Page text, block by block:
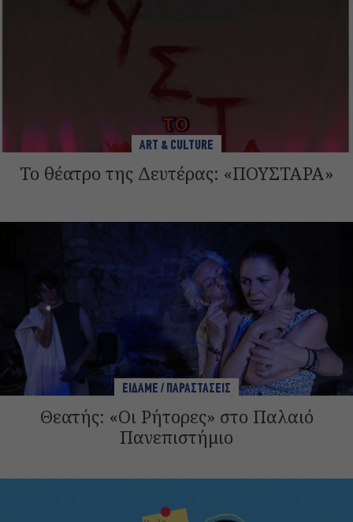
ART & CULTURE
Το θέατρο της Δευτέρας: «ΠΟΥΣΤΑΡΑ»
ΕΙΔΑΜΕ / ΠΑΡΑΣΤΑΣΕΙΣ
Θεατής: «Οι Ρήτορες» στο Παλαιό
Πανεπιστήμιο